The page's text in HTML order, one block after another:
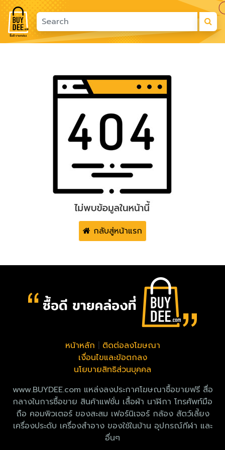
กลับสู่หน้าแรก
หน้าหลัก
ติดต่อลงโฆษณา
เงื่อนไขและข้อตกลง
นโยบายสิทธิส่วนบุคคล
www.BUYDEE.com แหล่งลงประกาศโฆษณาซื้อขายฟรี สื่อ
กลางในการซื้อขาย สินค้าแฟชั่น เสื้อผ้า นาฬิกา โทรศัพท์มือ
ถือ คอมพิวเตอร์ ของสะสม เฟอร์นิเจอร์ กล้อง สัตว์เลี้ยง
เครื่องประดับ เครื่องสำอาง ของใช้ในบ้าน อุปกรณ์กีฬา และ
อื่นๆ